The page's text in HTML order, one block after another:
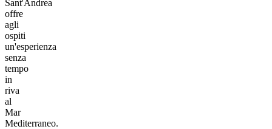
Sant'Andrea
offre
agli
ospiti
un'esperienza
senza
tempo
in
riva
al
Mar
Mediterraneo.